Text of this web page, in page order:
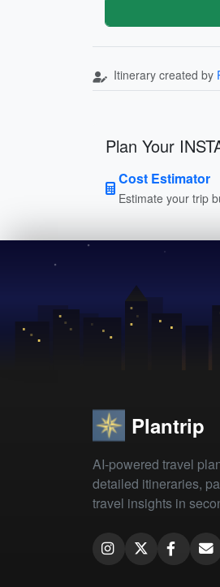
Itinerary created by
Plan Your
Cost Estimator
Estimate your trip
Plantrip
AI-powered travel
detailed itineraries,
travel insights in